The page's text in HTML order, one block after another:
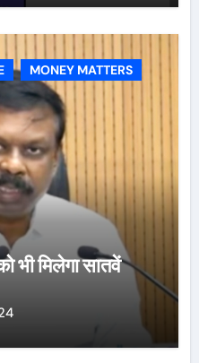
MONEY MATTERS
भी मिलेगा सातवें